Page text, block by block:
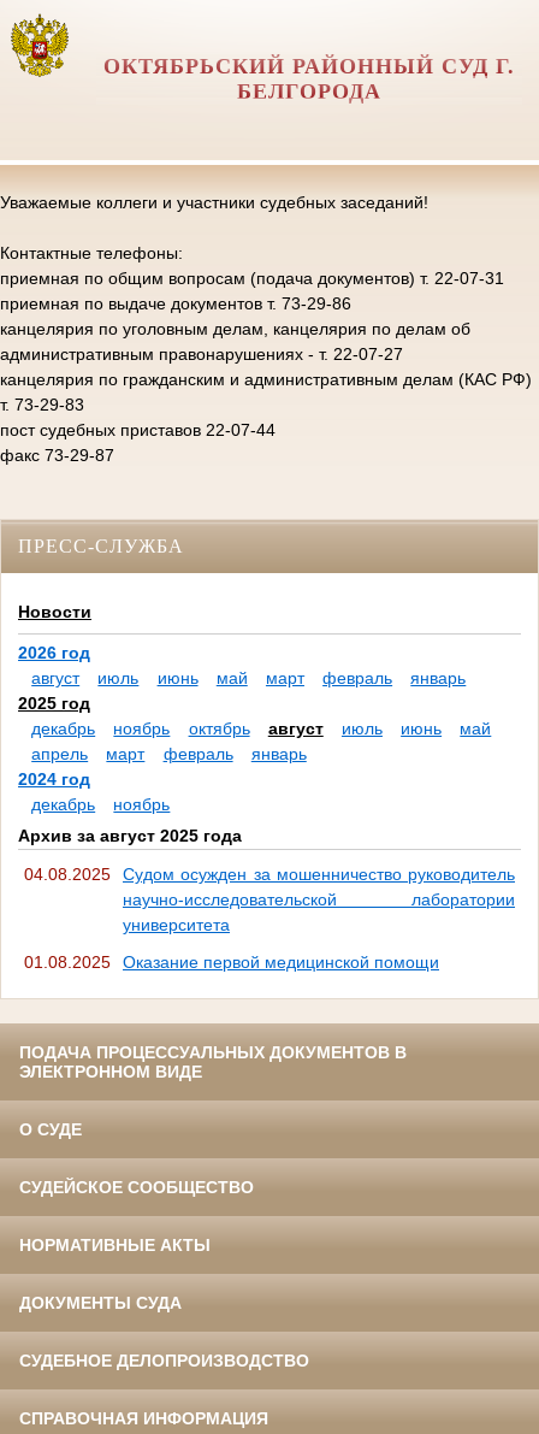
ОКТЯБРЬСКИЙ РАЙОННЫЙ СУД Г.
БЕЛГОРОДА
Уважаемые коллеги и участники судебных заседаний!
Контактные телефоны:
приемная по общим вопросам (подача документов) т. 22-07-31
приемная по выдаче документов т. 73-29-86
канцелярия по уголовным делам, канцелярия по делам об
административным правонарушениях - т. 22-07-27
канцелярия по гражданским и административным делам (КАС РФ)
т. 73-29-83
пост судебных приставов 22-07-44
факс 73-29-87
ПРЕСС-СЛУЖБА
Новости
2026 год
август
июль июнь май март февраль
январь
2025 год
декабрь
ноябрь октябрь август июль июнь
май
апрель
март февраль
январь
2024 год
декабрь
ноябрь
Архив за август 2025 года
04.08.2025
Судом осужден за мошенничество руководитель
научно-исследовательской лаборатории
университета
01.08.2025
Оказание первой медицинской помощи
ПОДАЧА ПРОЦЕССУАЛЬНЫХ ДОКУМЕНТОВ В
ЭЛЕКТРОННОМ ВИДЕ
О СУДЕ
СУДЕЙСКОЕ СООБЩЕСТВО
НОРМАТИВНЫЕ АКТЫ
ДОКУМЕНТЫ СУДА
СУДЕБНОЕ ДЕЛОПРОИЗВОДСТВО
СПРАВОЧНАЯ ИНФОРМАЦИЯ